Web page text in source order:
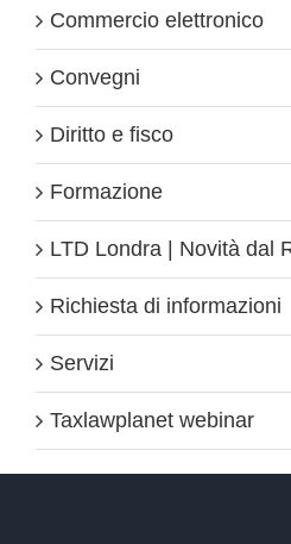
Commercio elettronico
Convegni
Diritto e fisco
Formazione
LTD Londra | Novità dal
Richiesta di informazioni
Servizi
Taxlawplanet webinar